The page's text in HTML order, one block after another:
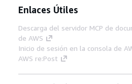
Enlaces Útiles
Descarga del servidor MCP de
de AWS
Inicio de sesión en la consola de
AWS re:Post